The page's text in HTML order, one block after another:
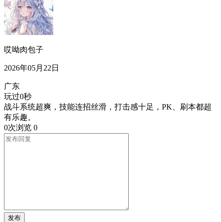
哎呦肉包子
2026年05月22日
广东
玩过0秒
战斗系统超爽，技能连招丝滑，打击感十足，PK、刷本都超
有乐趣。
0次浏览 0
发布